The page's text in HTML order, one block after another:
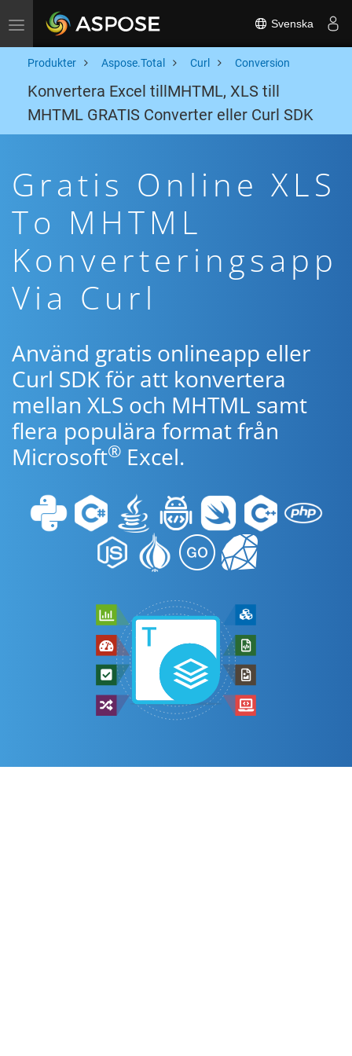
Toggle navigation Svenska
Produkter Aspose.Total Curl Conversion
Konvertera Excel tillMHTML, XLS till
MHTML GRATIS Converter eller Curl SDK
Gratis Online XLS
To MHTML
Konverteringsapp
Via Curl
Använd gratis onlineapp eller
Curl SDK för att konvertera
mellan XLS och MHTML samt
flera populära format från
Microsoft® Excel.